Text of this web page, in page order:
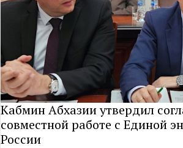
Кабмин Абхазии утвердил
совместной работе с Единой
России